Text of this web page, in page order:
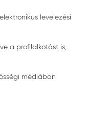
levelezési
a profilalkotást is,
médiában